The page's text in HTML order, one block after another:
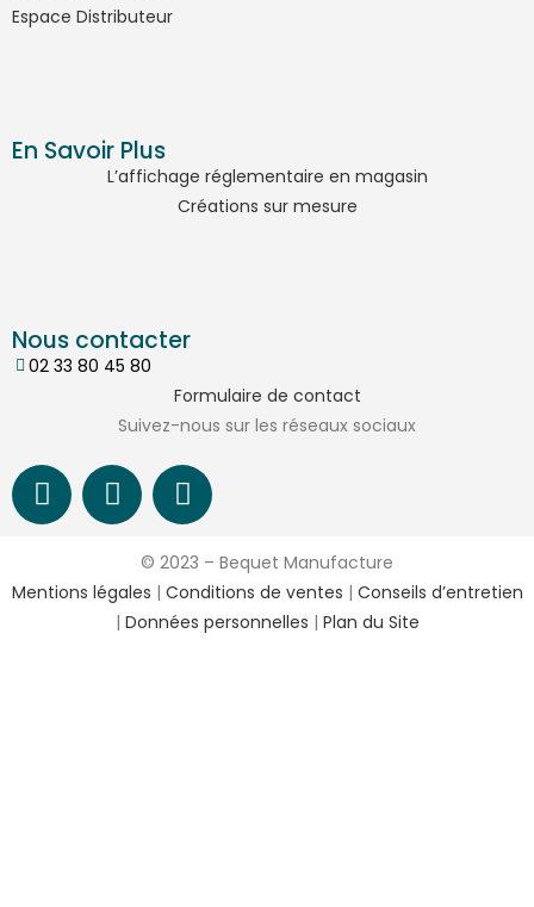
Espace Distributeur
En Savoir Plus
L’affichage réglementaire en magasin
Créations sur mesure
Nous contacter
02 33 80 45 80
Formulaire de contact
Suivez-nous sur les réseaux sociaux
© 2023 – Bequet Manufacture
Mentions légales | Conditions de ventes | Conseils d’entretien
| Données personnelles | Plan du Site